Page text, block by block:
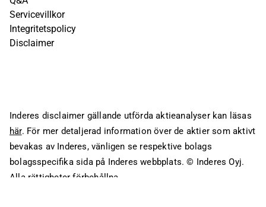
Servicevillkor
Integritetspolicy
Disclaimer
Inderes disclaimer gällande utförda aktieanalyser kan läsas
här. För mer detaljerad information över de aktier som aktivt
bevakas av Inderes, vänligen se respektive bolags
bolagsspecifika sida på Inderes webbplats. © Inderes Oyj.
Alla rättigheter förbehållna.